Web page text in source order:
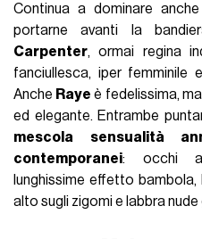
Continua a dominare
portarne avanti la
Carpenter, ormai regina
fanciullesca, iper femminile
Anche Raye è fedelissima,
ed elegante. Entrambe
mescola sensualità
contemporanei: occhi
lunghissime effetto
alto sugli zigomi e labbra